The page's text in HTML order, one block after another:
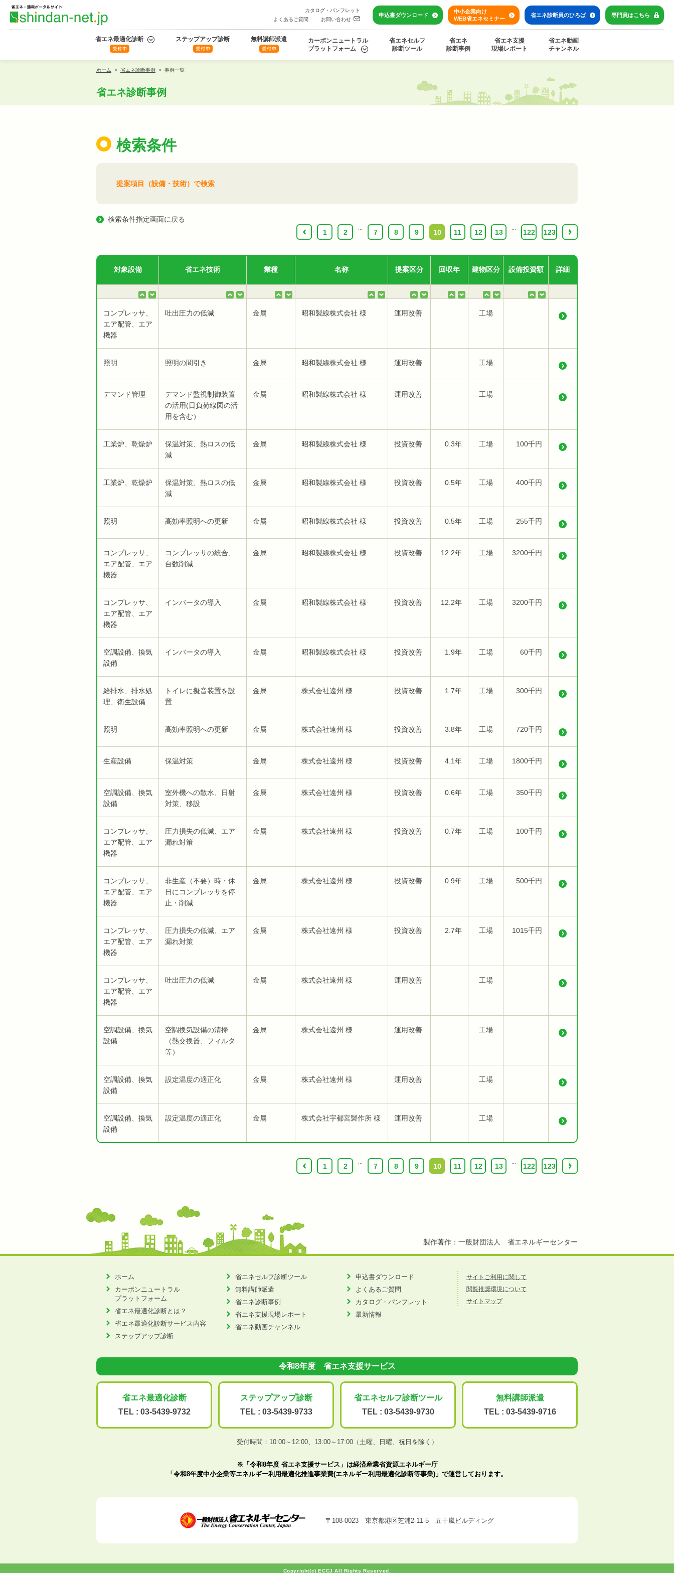
カタログ・パンフレット
よくあるご質問
お問い合わせ
申込書ダウンロード
中小企業向け
WEB省エネセミナー
省エネ診断員のひろば 専門員はこちら
省エネ最適化診断 ステップアップ診断 無料講師派遣
カーボンニュートラル
プラットフォーム
省エネセルフ
診断ツール
省エネ
診断事例
省エネ支援
現場レポート
省エネ動画
チャンネル
ホーム > 省エネ診断事例 > 事例一覧
省エネ診断事例
検索条件
提案項目（設備・技術）で検索
検索条件指定画面に戻る
‹
1 2 7 8 9 10 11 12 13 122 123 ›
対象設備 省エネ技術 業種 名称 提案区分 回収年 建物区分 設備投資額 詳細
コンプレッサ、
エア配管、エア
機器
吐出圧力の低減 金属 昭和製線株式会社 様 運用改善 工場
照明 照明の間引き 金属 昭和製線株式会社 様 運用改善 工場
デマンド管理
デマンド監視制御装置
の活用(日負荷線図の活
用を含む）
金属 昭和製線株式会社 様 運用改善 工場
工業炉、乾燥炉
保温対策、熱ロスの低
減
金属 昭和製線株式会社 様 投資改善 0.3年 工場 100千円
工業炉、乾燥炉
保温対策、熱ロスの低
減
金属 昭和製線株式会社 様 投資改善 0.5年 工場 400千円
照明 高効率照明への更新 金属 昭和製線株式会社 様 投資改善 0.5年 工場 255千円
コンプレッサ、
エア配管、エア
機器
コンプレッサの統合、
台数削減
金属 昭和製線株式会社 様 投資改善 12.2年 工場 3200千円
コンプレッサ、
エア配管、エア
機器
インバータの導入 金属 昭和製線株式会社 様 投資改善 12.2年 工場 3200千円
空調設備、換気
設備
インバータの導入 金属 昭和製線株式会社 様 投資改善 1.9年 工場 60千円
給排水、排水処
理、衛生設備
トイレに擬音装置を設
置
金属 株式会社遠州 様 投資改善 1.7年 工場 300千円
照明 高効率照明への更新 金属 株式会社遠州 様 投資改善 3.8年 工場 720千円
生産設備 保温対策 金属 株式会社遠州 様 投資改善 4.1年 工場 1800千円
空調設備、換気
設備
室外機への散水、日射
対策、移設
金属 株式会社遠州 様 投資改善 0.6年 工場 350千円
コンプレッサ、
エア配管、エア
機器
圧力損失の低減、エア
漏れ対策
金属 株式会社遠州 様 投資改善 0.7年 工場 100千円
コンプレッサ、
エア配管、エア
機器
非生産（不要）時・休
日にコンプレッサを停
止・削減
金属 株式会社遠州 様 投資改善 0.9年 工場 500千円
コンプレッサ、
エア配管、エア
機器
圧力損失の低減、エア
漏れ対策
金属 株式会社遠州 様 投資改善 2.7年 工場 1015千円
コンプレッサ、
エア配管、エア
機器
吐出圧力の低減 金属 株式会社遠州 様 運用改善 工場
空調設備、換気
設備
空調換気設備の清掃
（熱交換器、フィルタ
等）
金属 株式会社遠州 様 運用改善 工場
空調設備、換気
設備
設定温度の適正化 金属 株式会社遠州 様 運用改善 工場
空調設備、換気
設備
設定温度の適正化 金属 株式会社宇都宮製作所 様 運用改善 工場
‹ 1 2 7 8 9 10 11 12 13 122 123 ›
製作著作：一般財団法人 省エネルギーセンター
ホーム
カーボンニュートラル
プラットフォーム
省エネ最適化診断とは？
省エネ最適化診断サービス内容
ステップアップ診断
省エネセルフ診断ツール
無料講師派遣
省エネ診断事例
省エネ支援現場レポート
省エネ動画チャンネル
申込書ダウンロード
よくあるご質問
カタログ・パンフレット
最新情報
サイトご利用に関して
閲覧推奨環境について
サイトマップ
令和8年度 省エネ支援サービス
省エネ最適化診断
TEL : 03-5439-9732
ステップアップ診断
TEL : 03-5439-9733
省エネセルフ診断ツール
TEL : 03-5439-9730
無料講師派遣
TEL : 03-5439-9716
受付時間：10:00～12:00、 13:00～17:00（土曜、日曜、祝日を除く）
※「令和8年度 省エネ支援サービス」は経済産業省資源エネルギー庁
「令和8年度中小企業等エネルギー利用最適化推進事業費(エネルギー利用最適化診断等事業)」で運営しております。
〒108-0023 東京都港区芝浦2-11-5 五十嵐ビルディング
Copyright(c) ECCJ All Rights Reserved.